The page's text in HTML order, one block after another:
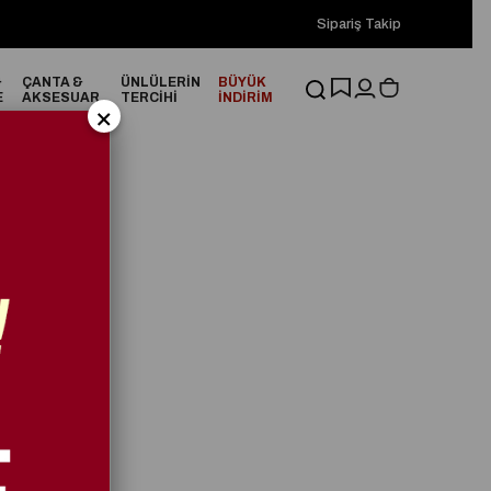
2000₺ ve Üzeri Alışverişlerinizde ÜCRETSİZ KARGO!Sipariş Takip
ÇANTA &
AKSESUAR
ÜNLÜLERİN
TERCİHİ
BÜYÜK
İNDİRİM
×